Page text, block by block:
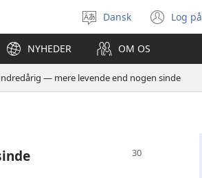
Vælg
sprog
Dansk Log på
(åbner
nyt
NYHEDER OM OS
— mere levende end nogen sinde